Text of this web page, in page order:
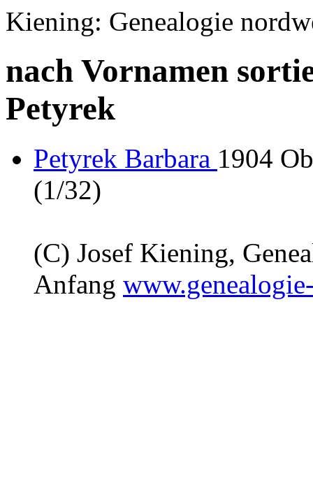
Kiening: Genealogie
nach Vornamen
Petyrek
Petyrek Barbara 1904
(1/32)
(C) Josef Kiening,
Anfang